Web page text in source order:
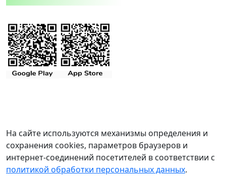
На сайте используются механизмы определения и
сохранения cookies, параметров браузеров и
интернет-соединений посетителей в соответствии с
политикой обработки персональных данных.